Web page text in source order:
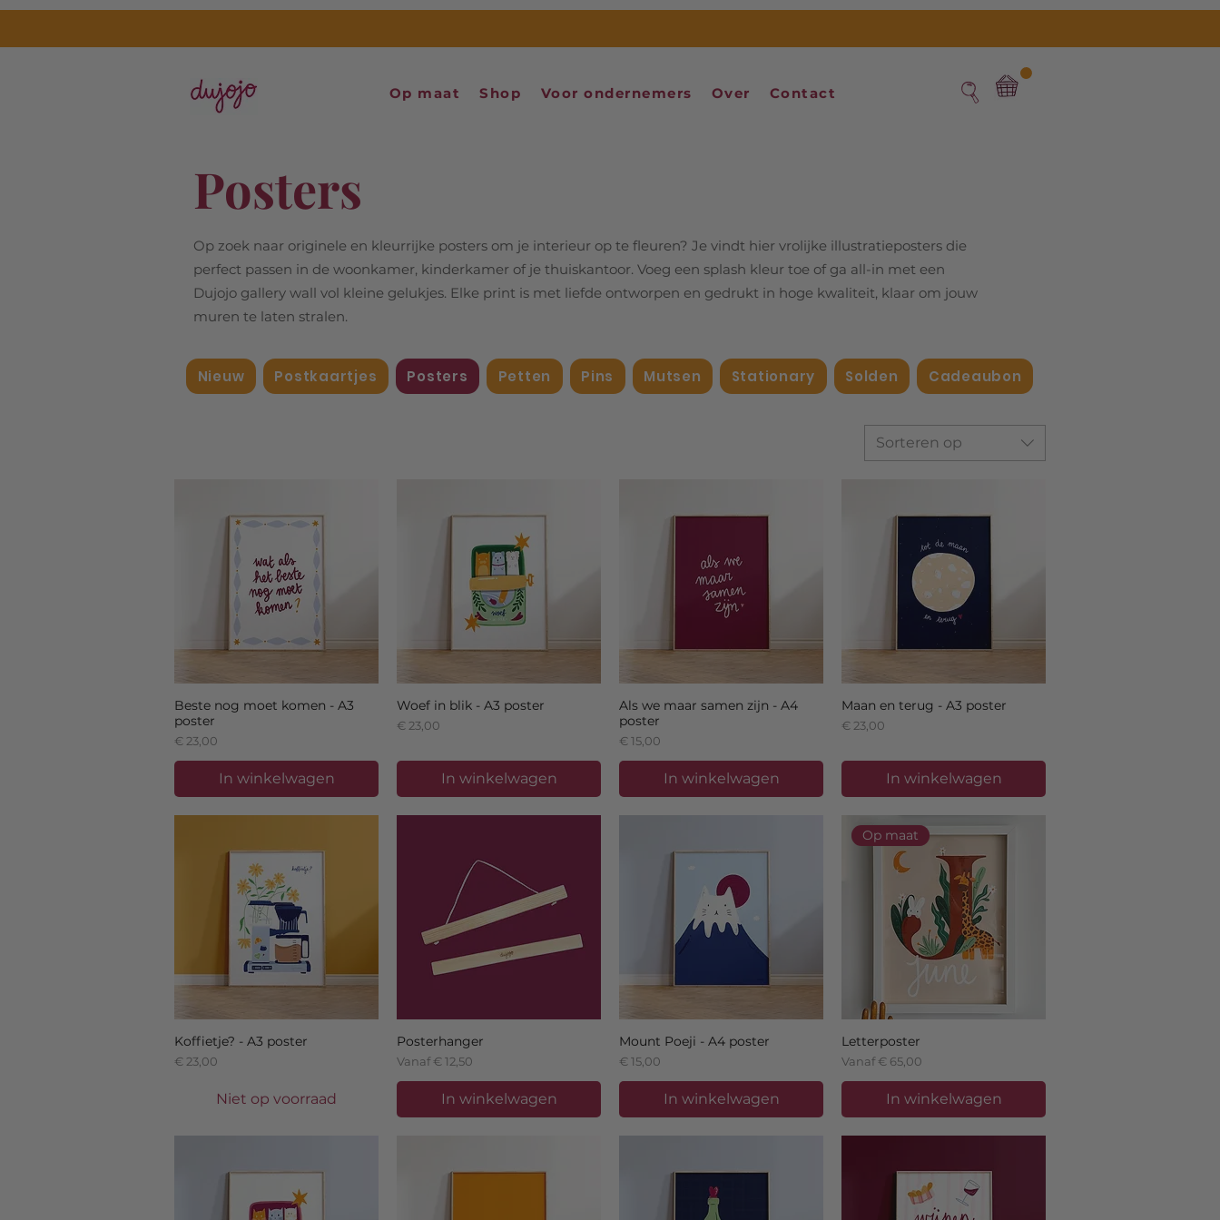
Op maat Shop Voor ondernemers Over Contact
Posters
Op zoek naar originele en kleurrijke posters om je interieur op te fleuren? Je vindt hier vrolijke illustratieposters die
perfect passen in de woonkamer, kinderkamer of je thuiskantoor. Voeg een splash kleur toe of ga all-in met een
Dujojo gallery wall vol kleine gelukjes. Elke print is met liefde ontworpen en gedrukt in hoge kwaliteit, klaar om jouw
muren te laten stralen.
Nieuw Postkaartjes Posters Petten Pins Mutsen Stationary Solden Cadeaubon
Sorteren op
Beste nog moet komen - A3
poster
Prijs
€ 23,00
In winkelwagen
Woef in blik - A3 poster
Prijs
€ 23,00
In winkelwagen
Als we maar samen zijn - A4
poster
Prijs
€ 15,00
In winkelwagen
Maan en terug - A3 poster
Prijs
€ 23,00
In winkelwagen
Koffietje? - A3 poster
Prijs
€ 23,00
Niet op voorraad
Posterhanger
Vanaf € 12,50
Verkoopprijs
In winkelwagen
Mount Poeji - A4 poster
Prijs
€ 15,00
In winkelwagen
Op maat
Letterposter
Vanaf € 65,00
Verkoopprijs
In winkelwagen